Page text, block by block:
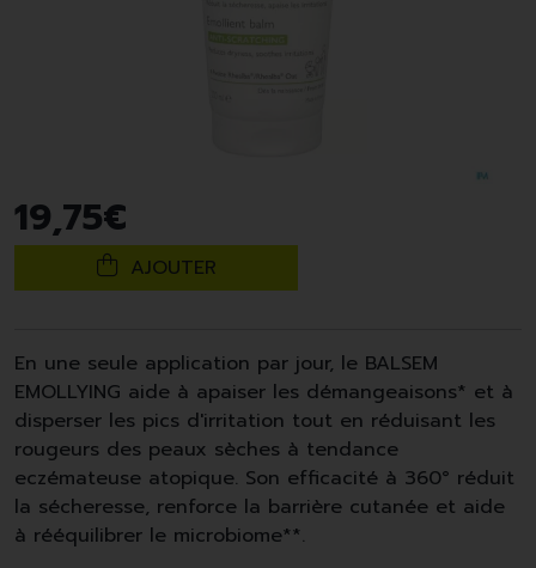
19,75€
AJOUTER
En une seule application par jour, le BALSEM
EMOLLYING aide à apaiser les démangeaisons* et à
disperser les pics d'irritation tout en réduisant les
rougeurs des peaux sèches à tendance
eczémateuse atopique. Son efficacité à 360° réduit
la sécheresse, renforce la barrière cutanée et aide
à rééquilibrer le microbiome**.